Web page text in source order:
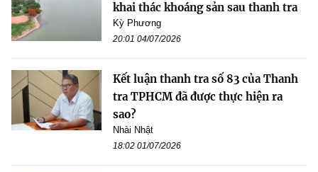
khai thác khoáng sản sau thanh tra
Kỳ Phương
20:01 04/07/2026
Kết luận thanh tra số 83 của Thanh
tra TPHCM đã được thực hiện ra
sao?
Nhài Nhật
18:02 01/07/2026